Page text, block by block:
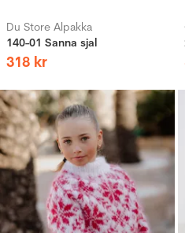
Du Store Alpakka
140-01 Sanna sjal
318 kr